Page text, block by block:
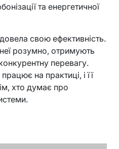
та енергетичної
свою ефективність.
неї розумно, отримують
перевагу.
на практиці, і її
хто думає про